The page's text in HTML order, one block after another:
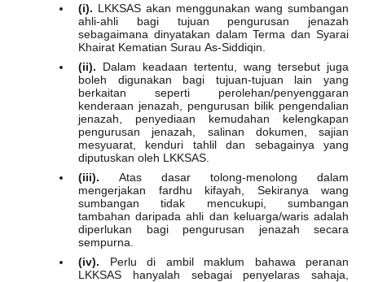
(i). LKKSAS akan menggunakan wang sumbangan
ahli-ahli bagi tujuan pengurusan jenazah
sebagaimana dinyatakan dalam Terma dan Syarai
Khairat Kematian Surau As-Siddiqin.
(ii). Dalam keadaan tertentu, wang tersebut juga
boleh digunakan bagi tujuan-tujuan lain yang
berkaitan seperti perolehan/penyenggaran
kenderaan jenazah, pengurusan bilik pengendalian
jenazah, penyediaan kemudahan kelengkapan
pengurusan jenazah, salinan dokumen, sajian
mesyuarat, kenduri tahlil dan sebagainya yang
diputuskan oleh LKKSAS.
(iii). Atas dasar tolong-menolong dalam
mengerjakan fardhu kifayah, Sekiranya wang
sumbangan tidak mencukupi, sumbangan
tambahan daripada ahli dan keluarga/waris adalah
diperlukan bagi pengurusan jenazah secara
sempurna.
(iv). Perlu di ambil maklum bahawa peranan
LKKSAS hanyalah sebagai penyelaras sahaja,